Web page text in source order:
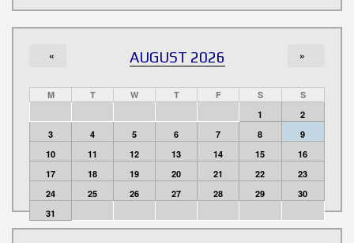
AUGUST 2026
« »
M T W T F S
S
1
2
3
4 5 6 7 8
9
10
11 12 13 14 15
16
17
18 19 20 21 22
23
24
25 26 27 28 29
30
31